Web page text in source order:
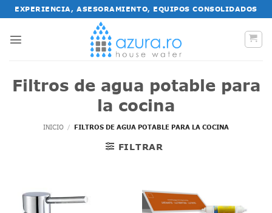
Saltar
al
contenido
EXPERIENCIA, ASESORAMIENTO, EQUIPOS CONSOLIDADOS
Filtros de agua potable para
la cocina
INICIO / FILTROS DE AGUA POTABLE PARA LA COCINA
FILTRAR